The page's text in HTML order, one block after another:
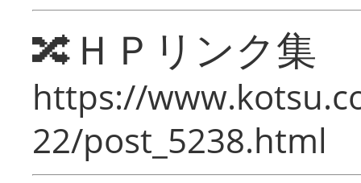
🔀ＨＰリンク集
https://
22/post_5238.html